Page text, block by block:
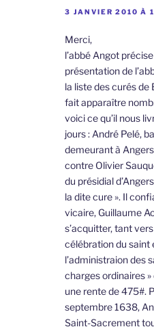
3 JANVIER 2010 À
Merci,
l’abbé Angot
présentation de
la liste des curés de
fait apparaître
voici ce qu’il nous
jours : André Pelé,
demeurant à
contre Olivier
du présidial
la dite cure ». Il
vicaire, Guillaume
s’acquitter, tant
célébration du saint
l’administraion des
charges ordinaires
une rente de 475#.
septembre 1638,
Saint-Sacrement